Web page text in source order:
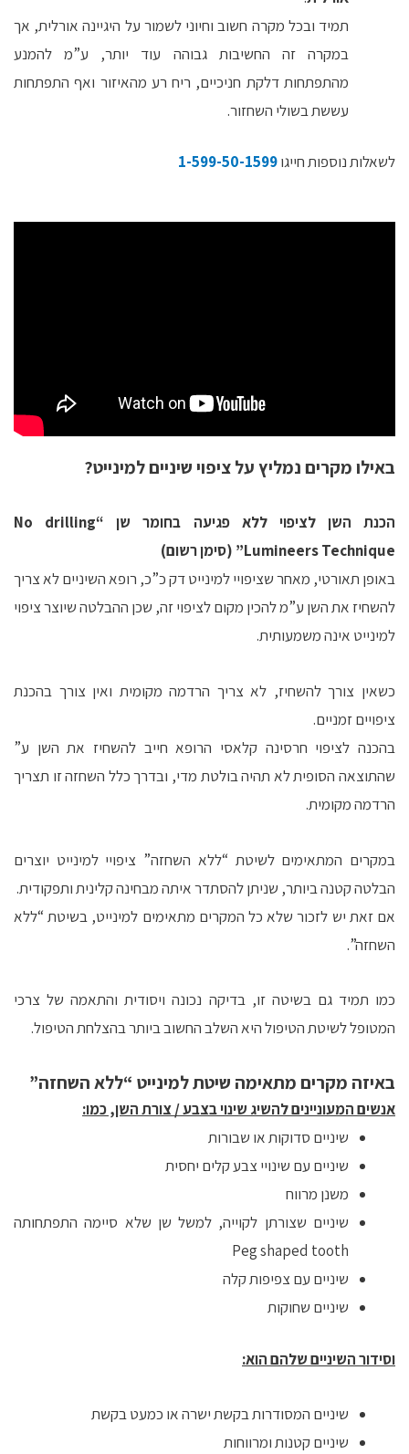
תמיד ובכל מקרה חשוב וחיוני לשמור על היגיינה אורלית, אך
במקרה זה החשיבות גבוהה עוד יותר, ע”מ להמנע
מהתפתחות דלקת חניכיים, ריח רע מהאיזור ואף התפתחות
עששת בשולי השחזור.
לשאלות נוספות חייגו1-599-50-1599
באילו מקרים נמליץ על ציפוי שיניים למינייט?
הכנת השן לציפוי ללא פגיעה בחומר שן “No drilling
”Lumineers Technique (סימן רשום)
באופן תאורטי, מאחר שציפויי למינייט דק כ”כ, רופא השיניים לא צריך
להשחיז את השן ע”מ להכין מקום לציפוי זה, שכן ההבלטה שיוצר ציפוי
למינייט אינה משמעותית.
כשאין צורך להשחיז, לא צריך הרדמה מקומית ואין צורך בהכנת
ציפויים זמניים.
בהכנה לציפוי חרסינה קלאסי הרופא חייב להשחיז את השן ע”
שהתוצאה הסופית לא תהיה בולטת מדי, ובדרך כלל השחזה זו תצריך
הרדמה מקומית.
במקרים המתאימים לשיטת “ללא השחזה” ציפויי למינייט יוצרים
הבלטה קטנה ביותר, שניתן להסתדר איתה מבחינה קלינית ותפקודית.
אם זאת יש לזכור שלא כל המקרים מתאימים למינייט, בשיטת “ללא
השחזה”.
כמו תמיד גם בשיטה זו, בדיקה נכונה ויסודית והתאמה של צרכי
המטופל לשיטת הטיפול היא השלב החשוב ביותר בהצלחת הטיפול.
באיזה מקרים מתאימה שיטת למינייט “ללא השחזה”
אנשים המעוניינים להשיג שינוי בצבע / צורת השן, כמו:
שיניים סדוקות או שבורות
שיניים עם שינויי צבע קלים יחסית
משנן מרווח
שיניים שצורתן לקוייה, למשל שן שלא סיימה התפתחותה
Peg shaped tooth
שיניים עם צפיפות קלה
שיניים שחוקות
וסידור השיניים שלהם הוא:
שיניים המסודרות בקשת ישרה או כמעט בקשת
שיניים קטנות ומרווחות